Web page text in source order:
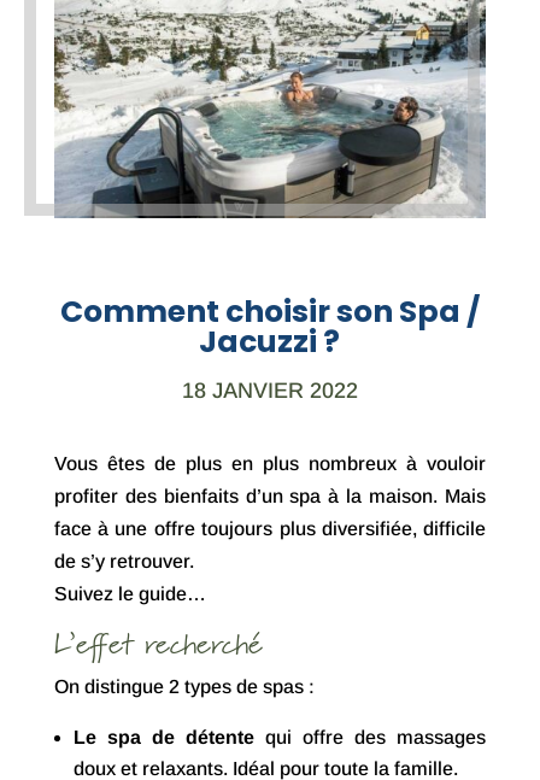
Comment choisir son Spa /
Jacuzzi ?
18 JANVIER 2022
Vous êtes de plus en plus nombreux à vouloir
profiter des bienfaits d’un spa à la maison. Mais
face à une offre toujours plus diversifiée, difficile
de s’y retrouver.
Suivez le guide…
L’effet recherché
On distingue 2 types de spas :
Le spa de détentequi offre des massages
doux et relaxants. Idéal pour toute la famille.